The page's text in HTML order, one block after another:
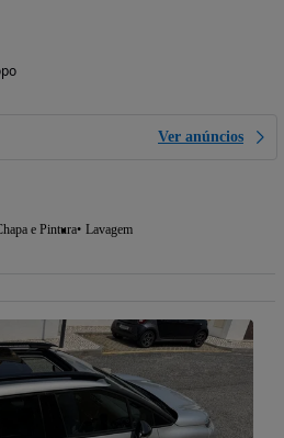
Ver anúncios
e Pintura Lavagem